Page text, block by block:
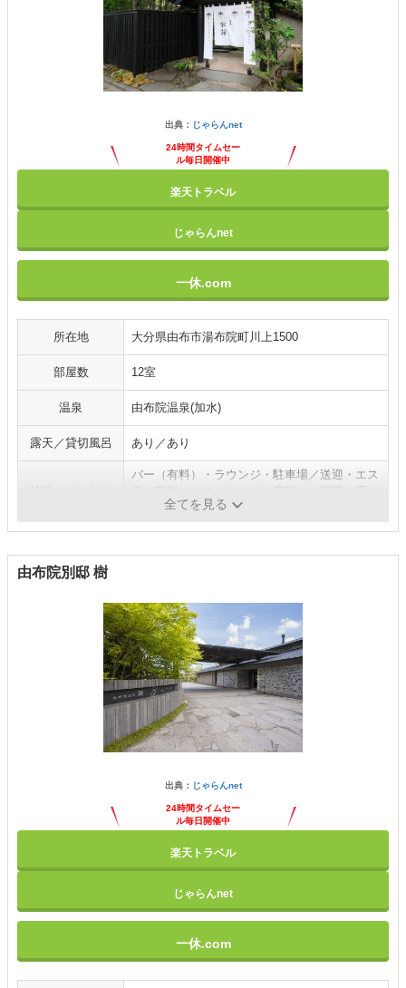
出典： じゃらんnet
24時間タイムセー
ル毎日開催中
楽天トラベル
じゃらんnet
一休.com
所在地 大分県由布市湯布院町川上1500
部屋数 12室
温泉 由布院温泉(加水)
露天／貸切風呂 あり／あり
バー（有料）・ラウンジ・駐車場／送迎・エス
碁・テニス全てを見る
由布院別邸 樹
出典： じゃらんnet
24時間タイムセー
ル毎日開催中
楽天トラベル
じゃらんnet
一休.com